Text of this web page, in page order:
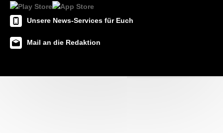
Unsere News-Services für Euch
Mail an die Redaktion